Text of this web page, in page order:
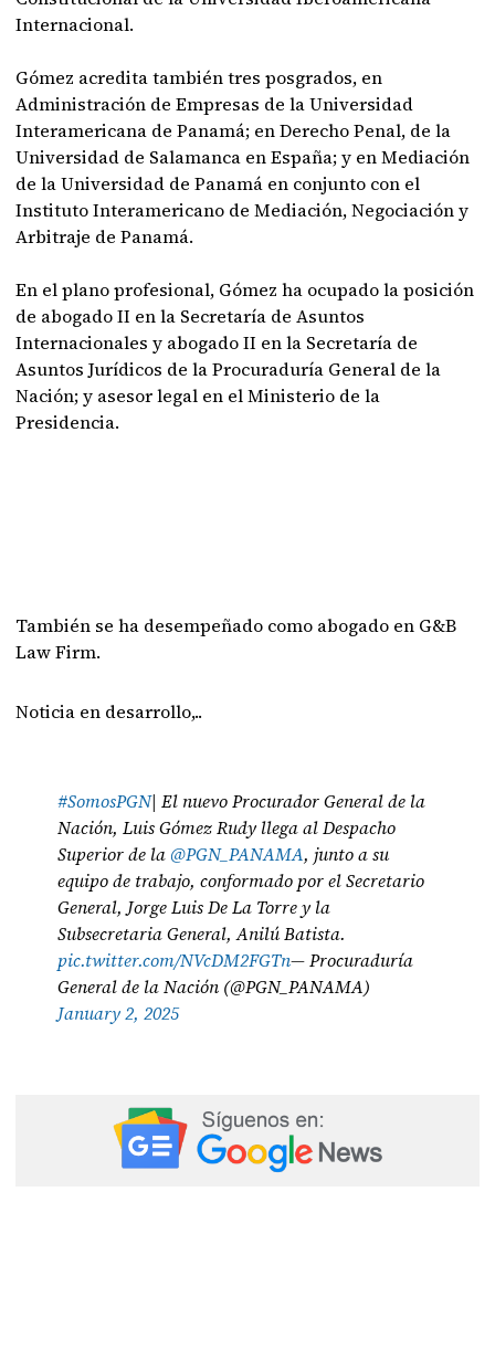
Internacional.
Gómez acredita también tres posgrados, en
Administración de Empresas de la Universidad
Interamericana de Panamá; en Derecho Penal, de la
Universidad de Salamanca en España; y en Mediación
de la Universidad de Panamá en conjunto con el
Instituto Interamericano de Mediación, Negociación y
Arbitraje de Panamá.
En el plano profesional, Gómez ha ocupado la posición
de abogado II en la Secretaría de Asuntos
Internacionales y abogado II en la Secretaría de
Asuntos Jurídicos de la Procuraduría General de la
Nación; y asesor legal en el Ministerio de la
Presidencia.
También se ha desempeñado como abogado en G&B
Law Firm.
Noticia en desarrollo,..
#SomosPGN| El nuevo Procurador General de la
Nación, Luis Gómez Rudy llega al Despacho
Superior de la @PGN_PANAMA, junto a su
equipo de trabajo, conformado por el Secretario
General, Jorge Luis De La Torre y la
Subsecretaria General, Anilú Batista.
pic.twitter.com/NVcDM2FGTn— Procuraduría
General de la Nación (@PGN_PANAMA)
January 2, 2025